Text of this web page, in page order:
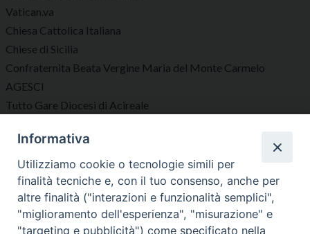
Vatican.va
Chiesa Cattolica Italiana
Chiese di Sicilia
Confraternita Beata Vergine Maria del Monte Carmelo
AGESCI
Tutto Gare Diocesi di Acireale
Informativa
Utilizziamo cookie o tecnologie simili per
finalità tecniche e, con il tuo consenso, anche per
altre finalità ("interazioni e funzionalità semplici",
"miglioramento dell'esperienza", "misurazione" e
"targeting e pubblicità") come specificato nella